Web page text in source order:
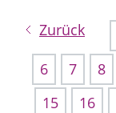
Zurück
6
7 8
15
16